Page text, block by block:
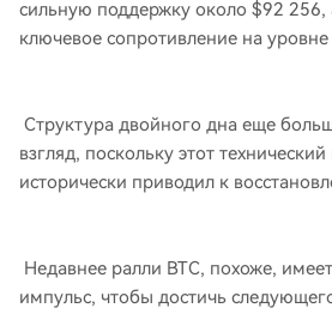
сильную поддержку около $92 256,
ключевое сопротивление на
Структура двойного дна еще
взгляд, поскольку этот
исторически приводил к
Недавнее ралли BTC, похоже,
импульс, чтобы достичь